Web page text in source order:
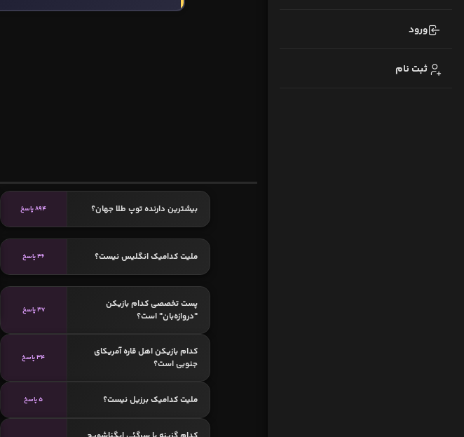
ورود
ثبت نام
بیشترین دارنده توپ طلا جهان؟ 894 پاسخ
ملیت کدامیک انگلیس نیست؟ 36 پاسخ
پست تخصصی کدام بازیکن
"دروازه‌بان" است؟
37 پاسخ
کدام بازیکن اهل قاره آمریکای
جنوبی است؟
34 پاسخ
ملیت کدامیک برزیل نیست؟ 5 پاسخ